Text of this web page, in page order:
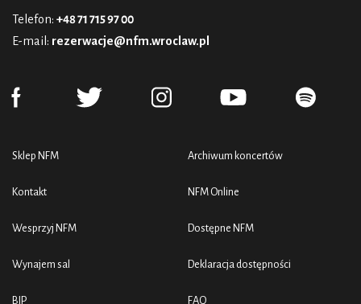
Telefon: +48 71 715 97 00
E-mail: rezerwacje@nfm.wroclaw.pl
Sklep NFM
Kontakt
Wesprzyj NFM
Wynajem sal
BIP
Archiwum koncertów
NFM Online
Dostępne NFM
Deklaracja dostępności
FAQ